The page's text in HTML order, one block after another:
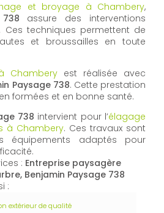
et broyage à Chambery,
assure des interventions
Ces techniques permettent de
et broussailles en toute
Chambery est réalisée avec
Paysage 738. Cette prestation
formées et en bonne santé.
738 intervient pour l’élagage
à Chambery. Ces travaux sont
équipements adaptés pour
: Entreprise paysagère
Benjamin Paysage 738
:
extérieur de qualité